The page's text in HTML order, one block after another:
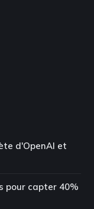
d'OpenAI et
pour capter 40%